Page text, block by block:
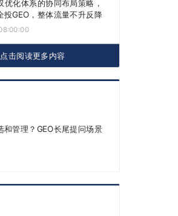
优化体系的协同布局策略，
投GEO，整体流量不升反降
点击阅读更多内容
和管理？GEO长尾提问场景